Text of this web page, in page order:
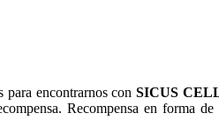
encontrarnos con SICUS
Recompensa en forma